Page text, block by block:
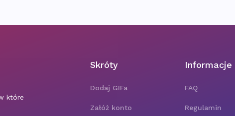
które
Skróty
Dodaj GIFa
Załóż konto
Informacje
FAQ
Regulamin